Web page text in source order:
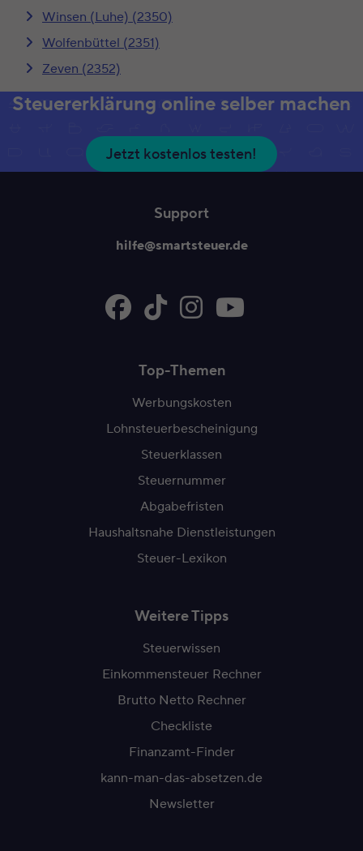
Winsen (Luhe) (2350)
Wolfenbüttel (2351)
Zeven (2352)
Steuererklärung online selber machen
Jetzt kostenlos testen!
Support
hilfe@smartsteuer.de
Top-Themen
Werbungskosten
Lohnsteuerbescheinigung
Steuerklassen
Steuernummer
Abgabefristen
Haushaltsnahe Dienstleistungen
Steuer-Lexikon
Weitere Tipps
Steuerwissen
Einkommensteuer Rechner
Brutto Netto Rechner
Checkliste
Finanzamt-Finder
kann-man-das-absetzen.de
Newsletter